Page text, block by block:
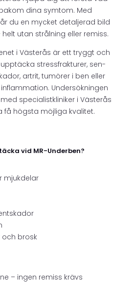
dina symtom. Med
du en mycket detaljerad bild
utan strålning eller remiss.
i Västerås är ett tryggt och
stressfrakturer, sen-
artrit, tumörer i ben eller
Undersökningen
specialistkliniker i Västerås
få högsta möjliga kvalitet.
vid MR-Underben?
mjukdelar
och brosk
– ingen remiss krävs